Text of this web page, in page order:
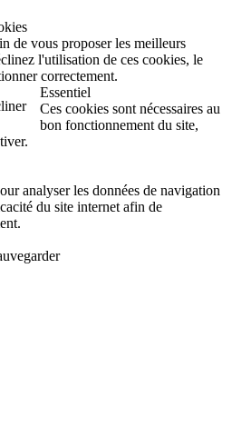
de vous proposer les meilleurs
l'utilisation de ces cookies, le
correctement.
Essentiel
Ces cookies sont nécessaires au
bon fonctionnement du site,
analyser les données de navigation
du site internet afin de